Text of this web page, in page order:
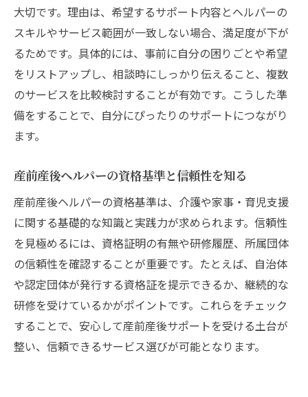
大切です。理由は、希望するサポート内容とヘルパーの
スキルやサービス範囲が一致しない場合、満足度が下が
るためです。具体的には、事前に自分の困りごとや希望
をリストアップし、相談時にしっかり伝えること、複数
のサービスを比較検討することが有効です。こうした準
備をすることで、自分にぴったりのサポートにつながり
ます。
産前産後ヘルパーの資格基準と信頼性を知る
産前産後ヘルパーの資格基準は、介護や家事・育児支援
に関する基礎的な知識と実践力が求められます。信頼性
を見極めるには、資格証明の有無や研修履歴、所属団体
の信頼性を確認することが重要です。たとえば、自治体
や認定団体が発行する資格証を提示できるか、継続的な
研修を受けているかがポイントです。これらをチェック
することで、安心して産前産後サポートを受ける土台が
整い、信頼できるサービス選びが可能となります。